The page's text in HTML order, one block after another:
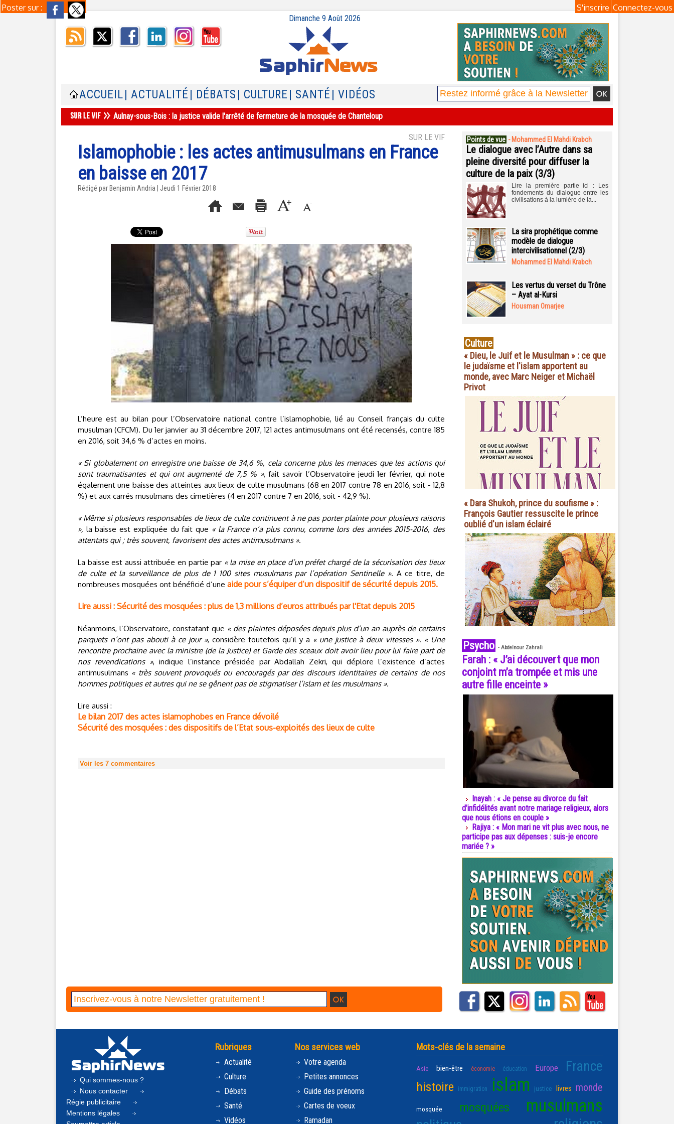
Poster sur : Connectez-vous
S'inscrire
Dimanche 9 Août 2026
ACCUEIL | ACTUALITÉ | DÉBATS | CULTURE | SANTÉ | VIDÉOS
Aulnay-sous-Bois : la justice valide l'arrêté de fermeture de la mosquée de Chanteloup
SUR LE VIF
Islamophobie : les actes antimusulmans en France
en baisse en 2017
Rédigé par Benjamin Andria | Jeudi 1 Février 2018
L’heure est au bilan pour l’Observatoire national contre l’islamophobie, lié au Conseil français du culte
musulman (CFCM). Du 1er janvier au 31 décembre 2017, 121 actes antimusulmans ont été recensés, contre 185
en 2016, soit 34,6 % d’actes en moins.
« Si globalement on enregistre une baisse de 34,6 %, cela concerne plus les menaces que les actions qui
sont traumatisantes et qui ont augmenté de 7,5 % », fait savoir l’Observatoire jeudi 1er février, qui note
également une baisse des atteintes aux lieux de culte musulmans (68 en 2017 contre 78 en 2016, soit - 12,8
%) et aux carrés musulmans des cimetières (4 en 2017 contre 7 en 2016, soit - 42,9 %).
« Même si plusieurs responsables de lieux de culte continuent à ne pas porter plainte pour plusieurs raisons
», la baisse est expliquée du fait que « la France n’a plus connu, comme lors des années 2015-2016, des
attentats qui ; très souvent, favorisent des actes antimusulmans ».
La baisse est aussi attribuée en partie par « la mise en place d’un préfet chargé de la sécurisation des lieux
de culte et la surveillance de plus de 1 100 sites musulmans par l’opération Sentinelle ». A ce titre, de
nombreuses mosquées ont bénéficié d’une aide pour s’équiper d’un dispositif de sécurité depuis 2015.
Lire aussi : Sécurité des mosquées : plus de 1,3 millions d’euros attribués par l'Etat depuis 2015
Néanmoins, l’Observatoire, constatant que « des plaintes déposées depuis plus d’un an auprès de certains
parquets n’ont pas abouti à ce jour », considère toutefois qu’il y a « une justice à deux vitesses ». « Une
rencontre prochaine avec la ministre (de la Justice) et Garde des sceaux doit avoir lieu pour lui faire part de
nos revendications », indique l’instance présidée par Abdallah Zekri, qui déplore l’existence d’actes
antimusulmans « très souvent provoqués ou encouragés par des discours identitaires de certains de nos
hommes politiques et autres qui ne se gênent pas de stigmatiser l’islam et les musulmans ».
Lire aussi :
Le bilan 2017 des actes islamophobes en France dévoilé
Sécurité des mosquées : des dispositifs de l’Etat sous-exploités des lieux de culte
Voir les 7 commentaires
Points de vue - Mohammed El Mahdi Krabch
Le dialogue avec l’Autre dans sa
pleine diversité pour diffuser la
culture de la paix (3/3)
Lire la première partie ici : Les
fondements du dialogue entre les
civilisations à la lumière de la...
La sira prophétique comme
modèle de dialogue
intercivilisationnel (2/3)
Mohammed El Mahdi Krabch
Les vertus du verset du Trône
– Ayat al-Kursi
Housman Omarjee
Culture
« Dieu, le Juif et le Musulman » : ce que
le judaïsme et l'islam apportent au
monde, avec Marc Neiger et Michaël
Privot
« Dara Shukoh, prince du soufisme » :
François Gautier ressuscite le prince
oublié d'un islam éclairé
Psycho - Abdelnour Zahrali
Farah : « J’ai découvert que mon
conjoint m’a trompée et mis une
autre fille enceinte »
Inayah : « Je pense au divorce du fait
d’infidélités avant notre mariage religieux, alors
que nous étions en couple »
Rajiya : « Mon mari ne vit plus avec nous, ne
participe pas aux dépenses : suis-je encore
mariée ? »
Qui sommes-nous ?
Nous contacter
Régie publicitaire
Mentions légales
Rubriques
Actualité
Culture
Débats
Santé
Vidéos
Nos services web
Votre agenda
Petites annonces
Guide des prénoms
Cartes de voeux
Ramadan
Mots-clés de la semaine
Asie bien-être économie éducation Europe France
histoire immigration islam justice livres monde
mosquée mosquées musulmans